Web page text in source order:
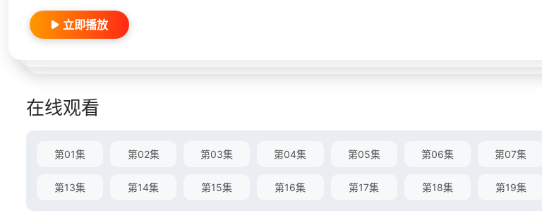
立即播放
在线观看
第01集 第02集 第03集 第04集 第05集 第06集 第07集
第13集 第14集 第15集 第16集 第17集 第18集 第19集